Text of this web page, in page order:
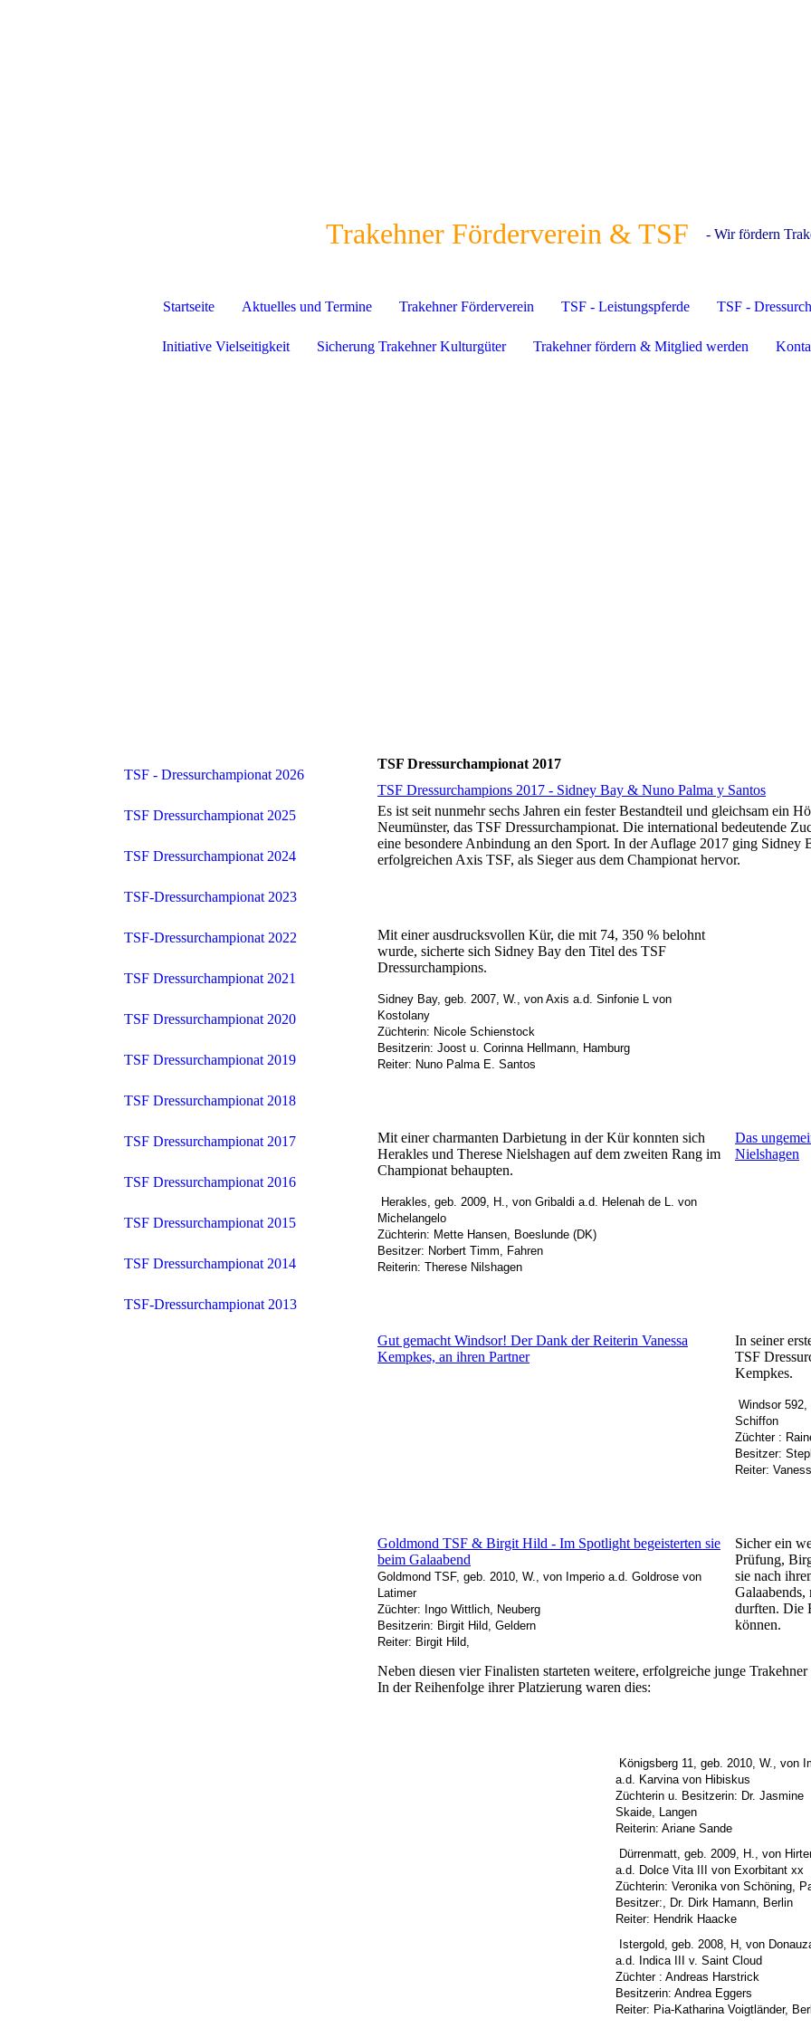
Trakehner Förderverein & TSF - Wir fördern
Startseite Aktuelles und Termine Trakehner Förderverein TSF - Leistungspferde TSF -
Initiative Vielseitigkeit Sicherung Trakehner Kulturgüter Trakehner fördern & Mitglied werden
TSF - Dressurchampionat 2026
TSF Dressurchampionat 2025
TSF Dressurchampionat 2024
TSF-Dressurchampionat 2023
TSF-Dressurchampionat 2022
TSF Dressurchampionat 2021
TSF Dressurchampionat 2020
TSF Dressurchampionat 2019
TSF Dressurchampionat 2018
TSF Dressurchampionat 2017
TSF Dressurchampionat 2016
TSF Dressurchampionat 2015
TSF Dressurchampionat 2014
TSF-Dressurchampionat 2013
TSF Dressurchampionat 2017
TSF Dressurchampions 2017 - Sidney Bay & Nuno Palma y Santos
Es ist seit nunmehr sechs Jahren ein fester Bestandteil und gleichsam ein
Neumünster, das TSF Dressurchampionat. Die international bedeutende
eine besondere Anbindung an den Sport. In der Auflage 2017 ging Sidney
erfolgreichen Axis TSF, als Sieger aus dem Championat hervor.
Mit einer ausdrucksvollen Kür, die mit 74, 350 % belohnt
wurde, sicherte sich Sidney Bay den Titel des TSF
Dressurchampions.
Sidney Bay, geb. 2007, W., von Axis a.d. Sinfonie L von
Kostolany
Züchterin: Nicole Schienstock
Besitzerin: Joost u. Corinna Hellmann, Hamburg
Reiter: Nuno Palma E. Santos
Mit einer charmanten Darbietung in der Kür konnten sich
Herakles und Therese Nielshagen auf dem zweiten Rang im
Championat behaupten.
Herakles, geb. 2009, H., von Gribaldi a.d. Helenah de L. von
Michelangelo
Züchterin: Mette Hansen, Boeslunde (DK)
Besitzer: Norbert Timm, Fahren
Reiterin: Therese Nilshagen
Das
Nielshagen
Gut gemacht Windsor! Der Dank der Reiterin Vanessa
Kempkes, an ihren Partner
In seiner
TSF
Kempkes.
Windsor
Schiffon
Züchter :
Besitzer:
Reiter:
Goldmond TSF & Birgit Hild - Im Spotlight begeisterten sie
beim Galaabend
Goldmond TSF, geb. 2010, W., von Imperio a.d. Goldrose von
Latimer
Züchter: Ingo Wittlich, Neuberg
Besitzerin: Birgit Hild, Geldern
Reiter: Birgit Hild,
Sicher ein
Prüfung,
sie nach
Galaabends,
durften. Die
können.
Neben diesen vier Finalisten starteten weitere, erfolgreiche junge
In der Reihenfolge ihrer Platzierung waren dies:
Königsberg 11, geb. 2010, W., von
a.d. Karvina von Hibiskus
Züchterin u. Besitzerin: Dr. Jasmine
Skaide, Langen
Reiterin: Ariane Sande
Dürrenmatt, geb. 2009, H., von
a.d. Dolce Vita III von Exorbitant xx
Züchterin: Veronika von Schöning,
Besitzer:, Dr. Dirk Hamann, Berlin
Reiter: Hendrik Haacke
Istergold, geb. 2008, H, von
a.d. Indica III v. Saint Cloud
Züchter : Andreas Harstrick
Besitzerin: Andrea Eggers
Reiter: Pia-Katharina Voigtländer,